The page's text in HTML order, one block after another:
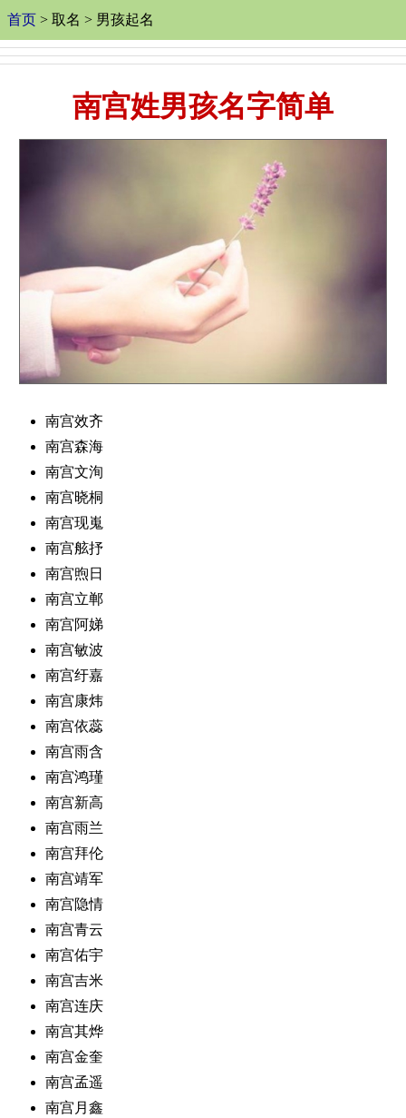
首页 > 取名 > 男孩起名
南宫姓男孩名字简单
南宫效齐
南宫森海
南宫文洵
南宫晓桐
南宫现嵬
南宫舷抒
南宫煦日
南宫立郸
南宫阿娣
南宫敏波
南宫纡嘉
南宫康炜
南宫依蕊
南宫雨含
南宫鸿瑾
南宫新高
南宫雨兰
南宫拜伦
南宫靖军
南宫隐情
南宫青云
南宫佑宇
南宫吉米
南宫连庆
南宫其烨
南宫金奎
南宫孟遥
南宫月鑫